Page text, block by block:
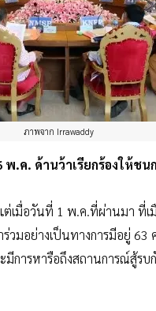
ภาพจาก Irrawaddy
.ค. ด้านว้าเรียกร้องให้ช
มื่อวันที่ 1 พ.ค.ที่ผ่านมา ที่เ
มอย่างเป็นทางการมีอยู่ 63
ะมีการหารือถึงสถานการณ์